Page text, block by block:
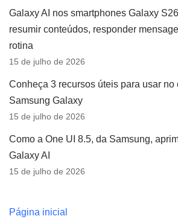
Galaxy AI nos smartphones Galaxy
resumir conteúdos, responder
rotina
15 de julho de 2026
Conheça 3 recursos úteis para usar no
Samsung Galaxy
15 de julho de 2026
Como a One UI 8.5, da Samsung,
Galaxy AI
15 de julho de 2026
Página inicial